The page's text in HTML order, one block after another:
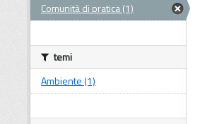
Comunità di pratica (1)
temi
Ambiente (1)